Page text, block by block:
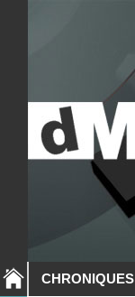
CHRONIQUES